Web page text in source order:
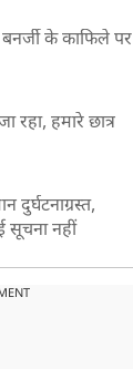
के काफिले पर
रहा, हमारे छात्र
दुर्घटनाग्रस्त,
सूचना नहीं
पर बैठे छात्र नेता